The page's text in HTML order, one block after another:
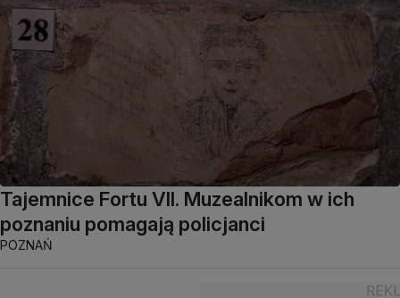
Tajemnice Fortu VII. Muzealnikom w ich
poznaniu pomagają policjanci
POZNAŃ